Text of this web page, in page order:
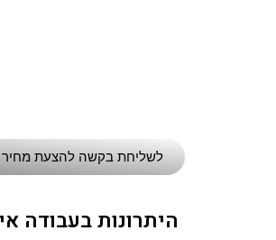
לשליחת בקשה להצעת מחיר
היתרונות בעבודה